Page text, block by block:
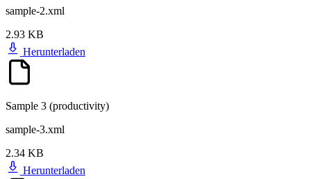
sample-2.xml
2.93 KB
Herunterladen
Sample 3 (productivity)
sample-3.xml
2.34 KB
Herunterladen